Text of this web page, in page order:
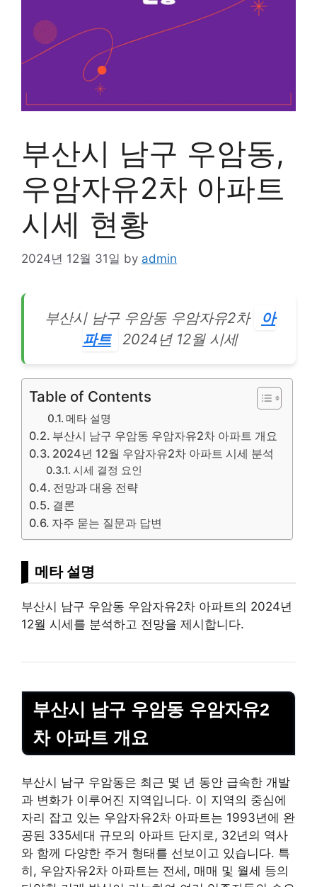
부산시 남구 우암동,
우암자유2차 아파트
시세 현황
2024년 12월 31일 by admin
부산시 남구 우암동 우암자유2차
아
파트
2024년 12월 시세
Table of Contents
메타 설명
부산시 남구 우암동 우암자유2차 아파트 개요
2024년 12월 우암자유2차 아파트 시세 분석
시세 결정 요인
전망과 대응 전략
결론
자주 묻는 질문과 답변
메타 설명
부산시 남구 우암동 우암자유2차 아파트의 2024년
12월 시세를 분석하고 전망을 제시합니다.
부산시 남구 우암동 우암자유2
차 아파트 개요
부산시 남구 우암동은 최근 몇 년 동안 급속한 개발
과 변화가 이루어진 지역입니다. 이 지역의 중심에
자리 잡고 있는 우암자유2차 아파트는 1993년에 완
공된 335세대 규모의 아파트 단지로, 32년의 역사
와 함께 다양한 주거 형태를 선보이고 있습니다. 특
히, 우암자유2차 아파트는 전세, 매매 및 월세 등의